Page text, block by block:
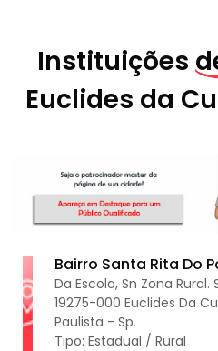
Instituições
Euclides da
Bairro Santa Rita Do
Da Escola, Sn Zona Rural.
19275-000 Euclides Da
Paulista - Sp.
Tipo: Estadual / Rural